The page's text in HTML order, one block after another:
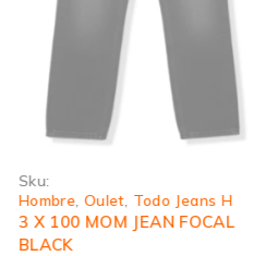
Sku:
Hombre ,Oulet Todo Jeans H
3 X 100 MOM JEAN FOCAL
BLACK